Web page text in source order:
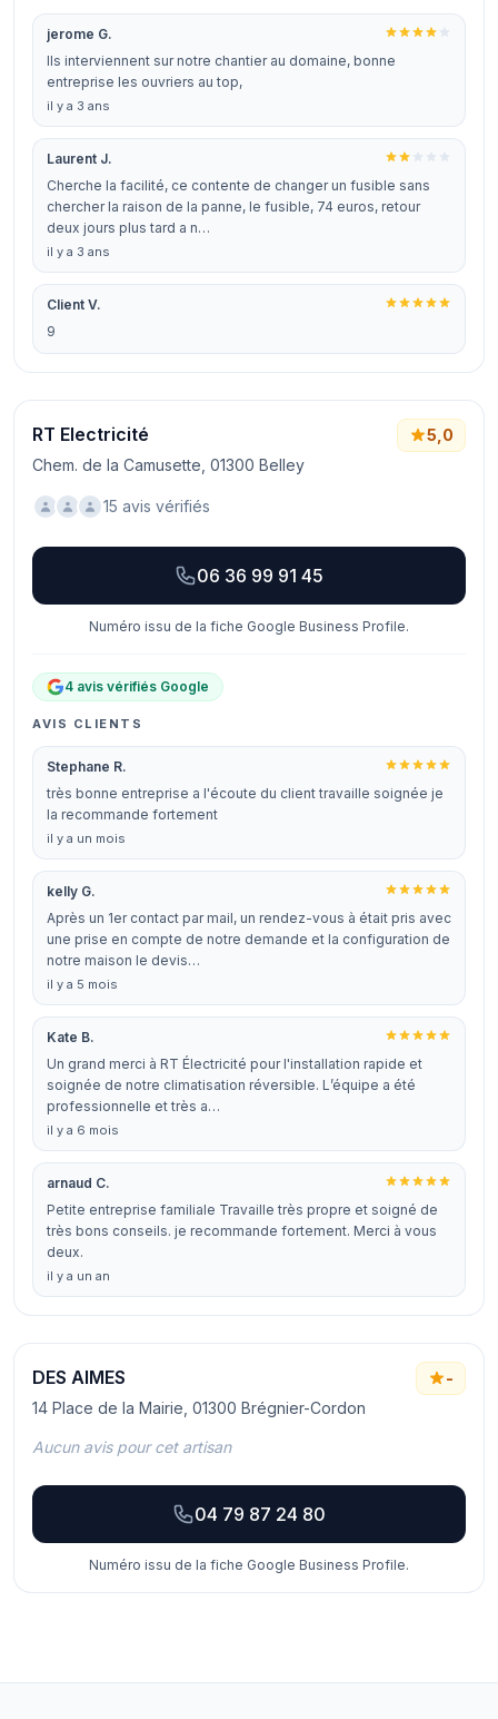
jerome G.
Ils interviennent sur notre chantier au domaine, bonne
entreprise les ouvriers au top,
il y a 3 ans
Laurent J.
Cherche la facilité, ce contente de changer un fusible sans
chercher la raison de la panne, le fusible, 74 euros, retour
deux jours plus tard a n…
il y a 3 ans
Client V.
9
RT Electricité
Chem. de la Camusette, 01300 Belley
5,0
15 avis vérifiés
06 36 99 91 45
Numéro issu de la fiche Google Business Profile.
4 avis vérifiés Google
AVIS CLIENTS
Stephane R.
très bonne entreprise a l'écoute du client travaille soignée je
la recommande fortement
il y a un mois
kelly G.
Après un 1er contact par mail, un rendez-vous à était pris avec
une prise en compte de notre demande et la configuration de
notre maison le devis…
il y a 5 mois
Kate B.
Un grand merci à RT Électricité pour l'installation rapide et
soignée de notre climatisation réversible. L’équipe a été
professionnelle et très a…
il y a 6 mois
arnaud C.
Petite entreprise familiale Travaille très propre et soigné de
très bons conseils. je recommande fortement. Merci à vous
deux.
il y a un an
DES AIMES
14 Place de la Mairie, 01300 Brégnier-Cordon
-
Aucun avis pour cet artisan
04 79 87 24 80
Numéro issu de la fiche Google Business Profile.